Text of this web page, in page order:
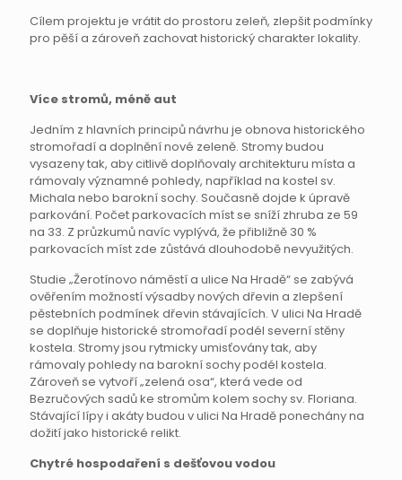
Cílem projektu je vrátit do prostoru zeleň, zlepšit podmínky
pro pěší a zároveň zachovat historický charakter lokality.
Více stromů, méně aut
Jedním z hlavních principů návrhu je obnova historického
stromořadí a doplnění nové zeleně. Stromy budou
vysazeny tak, aby citlivě doplňovaly architekturu místa a
rámovaly významné pohledy, například na kostel sv.
Michala nebo barokní sochy. Současně dojde k úpravě
parkování. Počet parkovacích míst se sníží zhruba ze 59
na 33. Z průzkumů navíc vyplývá, že přibližně 30 %
parkovacích míst zde zůstává dlouhodobě nevyužitých.
Studie „Žerotínovo náměstí a ulice Na Hradě“ se zabývá
ověřením možností výsadby nových dřevin a zlepšení
pěstebních podmínek dřevin stávajících. V ulici Na Hradě
se doplňuje historické stromořadí podél severní stěny
kostela. Stromy jsou rytmicky umisťovány tak, aby
rámovaly pohledy na barokní sochy podél kostela.
Zároveň se vytvoří „zelená osa“, která vede od
Bezručových sadů ke stromům kolem sochy sv. Floriana.
Stávající lípy i akáty budou v ulici Na Hradě ponechány na
dožití jako historické relikt.
Chytré hospodaření s dešťovou vodou